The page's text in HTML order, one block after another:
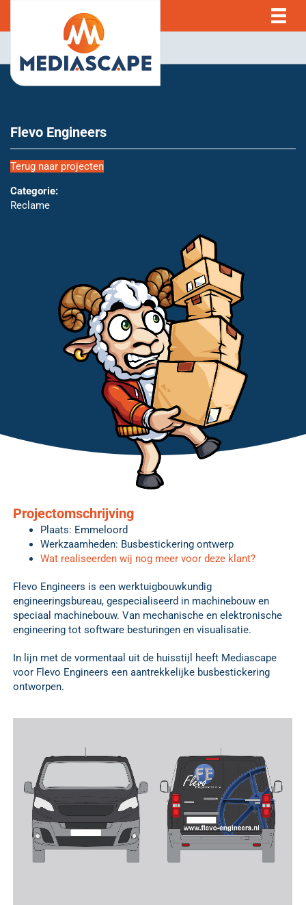
Flevo Engineers
Terug naar projecten
Categorie:
Reclame
Projectomschrijving
Plaats: Emmeloord
Werkzaamheden: Busbestickering ontwerp
Wat realiseerden wij nog meer voor deze klant?
Flevo Engineers is een werktuigbouwkundig
engineeringsbureau, gespecialiseerd in machinebouw en
speciaal machinebouw. Van mechanische en elektronische
engineering tot software besturingen en visualisatie.
In lijn met de vormentaal uit de huisstijl heeft Mediascape
voor Flevo Engineers een aantrekkelijke busbestickering
ontworpen.